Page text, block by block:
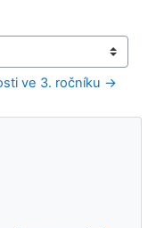
ve 3. ročníku →